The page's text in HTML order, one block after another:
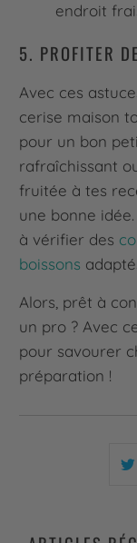
endroit
5. PROFITER
Avec ces
cerise maison
pour un bon
rafraîchissant
fruitée à tes
une bonne
à vérifier des
boissons
Alors, prêt à
un pro ? Avec
pour savourer
préparation !